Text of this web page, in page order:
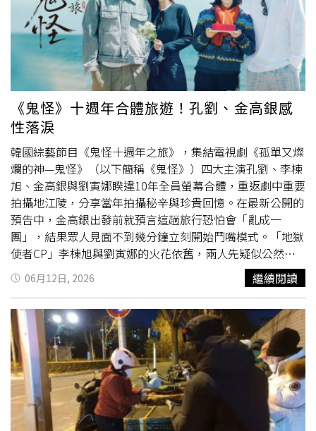
隨低氣壓，有些人會因此出現偏頭痛、肩頸痠痛、自律神經
失衡或疲憊感，進而影響情緒及專注力。黃軒提醒，若在陰
雨天或 冬天會反覆出現情緒低落、睡多還是累、特別想吃甜
食等情形，甚至持續2週以上甚至影響生活，就要留意是否
為「季節性情緒障礙（SAD）」。對此，黃軒也列出5招讓
人恢復精神的方法，像是「白天開窗簾」，增加自然光照，
或選擇待在明亮環境；「活動20至30分鐘」，促進血清素
和腦內啡分泌；「維持固定作息」，不要因為下雨就賴床；
「保持與人互動」，避免整天都待在室內；「均衡飲食」，
少用甜食或酒精來提振自己的情緒。
《鬼怪》十週年合體旅遊！孔劉、金高銀感
性落淚
韓國綜藝節目《鬼怪十週年之旅》，集結電視劇《孤單又燦
爛的神—鬼怪》（以下簡稱《鬼怪》）四大主演孔劉、李棟
旭、金高銀與劉寅娜睽違10年全員螢幕合體，重返劇中重要
拍攝地江陵，分享當年拍攝秘辛與珍貴回憶。在最新公開的
預告中，金高銀出發前就預言這趟旅行恐怕會「亂成一
團」，結果眾人見面不到幾分鐘立刻開始鬥嘴模式。「地獄
使者CP」李棟旭與劉寅娜的火花依舊，兩人先疑似公然起
爭執，遭金高銀勸告：「你們兩個不准吵架。」劉寅娜還悄
悄幫李棟旭戴上帽子，看起來要幫他好好打扮，沒想到李棟
旭一把抓下來苦笑大喊：「這不是相機保護套嗎！？」慘被
劉寅娜惡整！孔劉男神形象也快要不保，民宿閣樓天花板容
納不下他184cm的身長，堂堂「鬼怪」上演撞到頭痛到在地
上滾的，自然互動將在鏡頭前毫無保留呈現。談到《鬼怪》
對自己的意義時，孔劉感性表示：「那是我人生中最燦爛的
一個冬天。」劉寅娜則形容：「不管過了多久，都像被固定
在記憶裡一樣，隨時都能回到當時。」而當眾人聊起10年前
一起拍攝的日子時，氣氛也逐漸從歡笑轉為感傷。金高銀忍
06月12日, 2026 繼續閱讀